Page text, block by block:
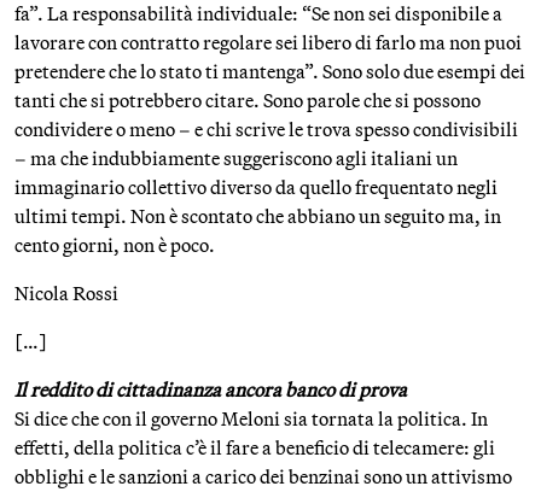
fa”. La responsabilità individuale: “Se non sei disponibile a
lavorare con contratto regolare sei libero di farlo ma non puoi
pretendere che lo stato ti mantenga”. Sono solo due esempi dei
tanti che si potrebbero citare. Sono parole che si possono
condividere o meno – e chi scrive le trova spesso condivisibili
– ma che indubbiamente suggeriscono agli italiani un
immaginario collettivo diverso da quello frequentato negli
ultimi tempi. Non è scontato che abbiano un seguito ma, in
cento giorni, non è poco.
Nicola Rossi
[…]
Il reddito di cittadinanza ancora banco di prova
Si dice che con il governo Meloni sia tornata la politica. In
effetti, della politica c’è il fare a beneficio di telecamere: gli
obblighi e le sanzioni a carico dei benzinai sono un attivismo